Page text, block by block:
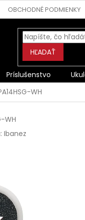
OBCHODNÉ PODMIENKY
HĽADAŤ
Príslušenstvo
WH
WH
Ibanez